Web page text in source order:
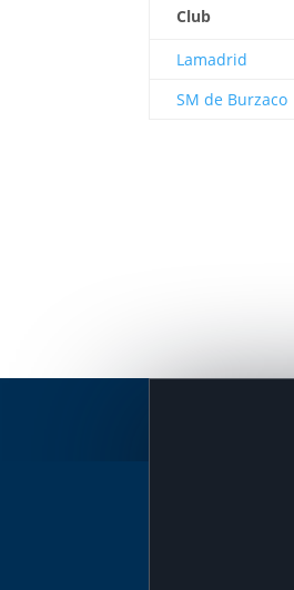
Club
Lamadrid
SM de Burzaco